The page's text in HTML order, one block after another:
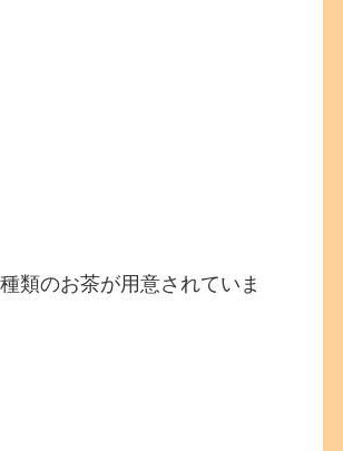
類のお茶が用意されていま